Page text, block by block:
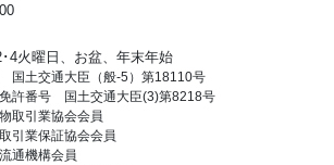
4火曜日、お盆、年末年始
国土交通大臣（般-5）第18110号
許番号 国土交通大臣(3)第8218号
取引業協会会員
引業保証協会会員
通機構会員